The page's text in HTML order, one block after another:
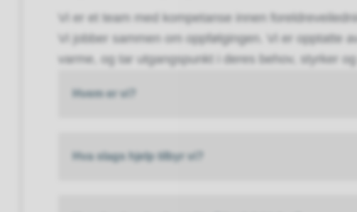
Vi er et team med kompetanse innen
Vi jobber sammen om oppfølgingen. Vi er opptatte
varme, og tar utgangspunkt i deres behov, styrker og
Hvem er vi?
Hva slags hjelp tilbyr vi?